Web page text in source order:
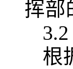
挥部
根